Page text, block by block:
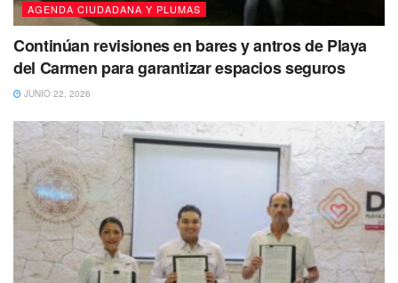
Pero además es suficientemente fuerte económicamente
para resolver y atender sus necesidades de infraestructura
AGENDA CIUDADANA Y PLUMAS
Continúan revisiones en bares y antros de Playa
del Carmen para garantizar espacios seguros
JUNIO 22, 2026